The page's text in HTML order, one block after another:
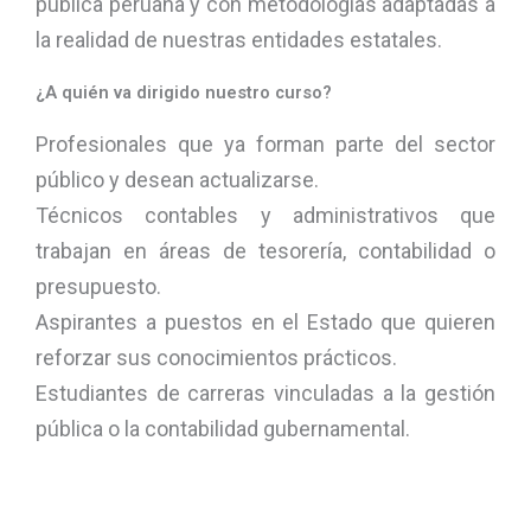
la realidad de nuestras entidades estatales.
¿A quién va dirigido nuestro curso?
Profesionales que ya forman parte del sector
público y desean actualizarse.
Técnicos contables y administrativos que
trabajan en áreas de tesorería, contabilidad o
presupuesto.
Aspirantes a puestos en el Estado que quieren
reforzar sus conocimientos prácticos.
Estudiantes de carreras vinculadas a la gestión
pública o la contabilidad gubernamental.